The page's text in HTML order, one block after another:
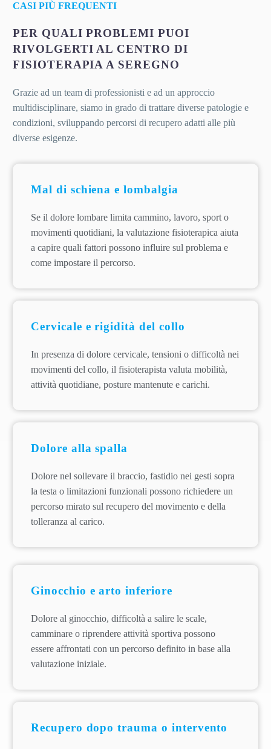
CASI PIÙ FREQUENTI
PER QUALI PROBLEMI PUOI
RIVOLGERTI AL CENTRO DI
FISIOTERAPIA A SEREGNO
Grazie ad un team di professionisti e ad un approccio
multidisciplinare, siamo in grado di trattare diverse patologie e
condizioni, sviluppando percorsi di recupero adatti alle più
diverse esigenze.
Mal di schiena e lombalgia
Se il dolore lombare limita cammino, lavoro, sport o
movimenti quotidiani, la valutazione fisioterapica aiuta
a capire quali fattori possono influire sul problema e
come impostare il percorso.
Cervicale e rigidità del collo
In presenza di dolore cervicale, tensioni o difficoltà nei
movimenti del collo, il fisioterapista valuta mobilità,
attività quotidiane, posture mantenute e carichi.
Dolore alla spalla
Dolore nel sollevare il braccio, fastidio nei gesti sopra
la testa o limitazioni funzionali possono richiedere un
percorso mirato sul recupero del movimento e della
tolleranza al carico.
Ginocchio e arto inferiore
Dolore al ginocchio, difficoltà a salire le scale,
camminare o riprendere attività sportiva possono
essere affrontati con un percorso definito in base alla
valutazione iniziale.
Recupero dopo trauma o intervento